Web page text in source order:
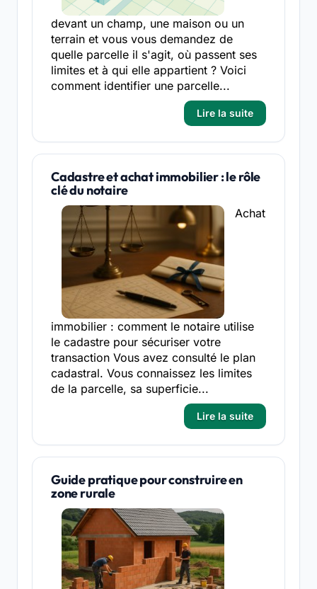
devant un champ, une maison ou un
terrain et vous vous demandez de
quelle parcelle il s'agit, où passent ses
limites et à qui elle appartient ? Voici
comment identifier une parcelle...
Lire la suite
Cadastre et achat immobilier : le rôle
clé du notaire
Achat
immobilier : comment le notaire utilise
le cadastre pour sécuriser votre
transaction Vous avez consulté le plan
cadastral. Vous connaissez les limites
de la parcelle, sa superficie...
Lire la suite
Guide pratique pour construire en
zone rurale